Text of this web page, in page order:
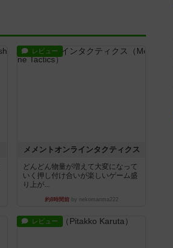
レビュー
メメントオンラインタクティクス
どんどん物量が増えて大変になって
いく押し付け合いが楽しいゲーム盛
り上が...
約8時間前by nekomanma222
レビュー